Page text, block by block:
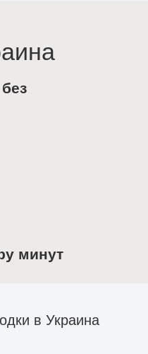
минут
в Украина